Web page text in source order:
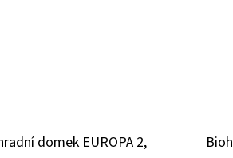
domek EUROPA 2,